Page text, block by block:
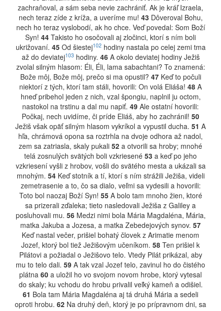
zachraňoval, a sám seba nevie zachrániť. Ak je kráľ Izraela,
nech teraz zíde z kríža, a uveríme mu! 43Dôveroval Bohu,
nech ho teraz vyslobodí, ak ho chce. Veď povedal: Som Boží
Syn! 44 Takisto ho osočovali aj zločinci, ktorí s ním boli
ukrižovaní. 45Od šiestej102hodiny nastala po celej zemi tma
až do deviatej103hodiny. 46A okolo deviatej hodiny Ježiš
zvolal silným hlasom: Éli, Éli, lama sabachtani? To znamená:
Bože môj, Bože môj, prečo si ma opustil? 47Keď to počuli
niektorí z tých, ktorí tam stáli, hovorili: On volá Eliáša! 48 A
hneď pribehol jeden z nich, vzal špongiu, naplnil ju octom,
nastokol na trstinu a dal mu napiť. 49 Ale ostatní hovorili:
Počkaj, nech uvidíme, či príde Eliáš, aby ho zachránil! 50
Ježiš však opäť silným hlasom vykríkol a vypustil ducha. 51 A
hľa, chrámová opona sa roztrhla na dvoje odhora až nadol,
zem sa zatriasla, skaly pukali 52 a otvorili sa hroby; mnohé
telá zosnulých svätých boli vzkriesené 53 a keď po jeho
vzkriesení vyšli z hrobov, vošli do svätého mesta a ukázali sa
mnohým. 54Keď stotník a tí, ktorí s ním strážili Ježiša, videli
zemetrasenie a to, čo sa dialo, veľmi sa vydesili a hovorili:
Toto bol naozaj Boží Syn! 55A bolo tam mnoho žien, ktoré
sa prizerali zďaleka; tieto nasledovali Ježiša z Galiley a
posluhovali mu. 56Medzi nimi bola Mária Magdaléna, Mária,
matka Jakuba a Jozesa, a matka Zebedejových synov. 57
Keď nastal večer, prišiel bohatý človek z Arimatie menom
Jozef, ktorý bol tiež Ježišovým učeníkom. 58 Ten prišiel k
Pilátovi a požiadal o Ježišovo telo. Vtedy Pilát prikázal, aby
mu to telo dali. 59 A tak vzal Jozef telo, zavinul ho do čistého
plátna 60 a uložil ho vo svojom novom hrobe, ktorý vytesal
do skaly; ku vchodu do hrobu privalil veľký kameň a odišiel.
61 Bola tam Mária Magdaléna aj tá druhá Mária a sedeli
oproti hrobu. 62 Na druhý deň, ktorý je po prípravnom dni, sa